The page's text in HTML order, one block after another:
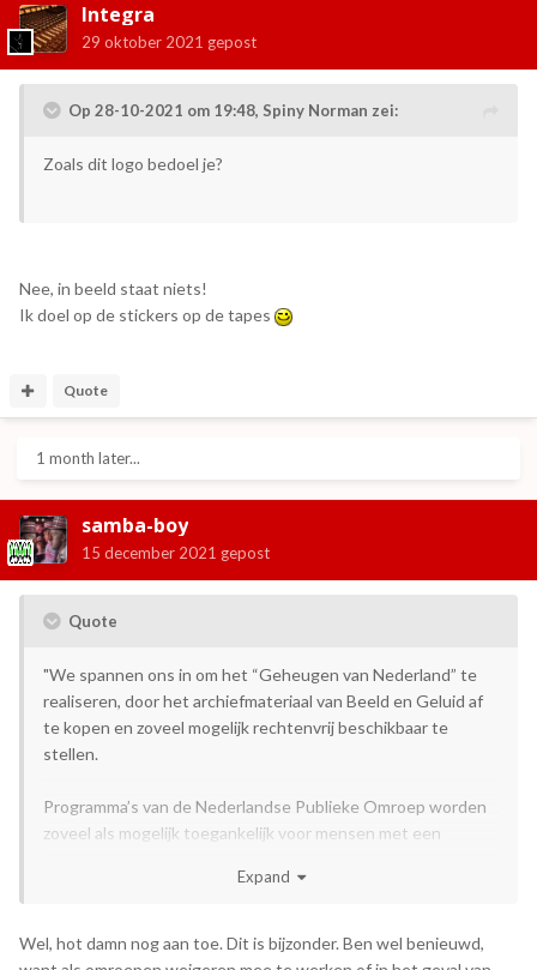
Integra
29 oktober 2021 gepost
Op 28-10-2021 om 19:48, Spiny Norman zei:
Zoals dit logo bedoel je?
Nee, in beeld staat niets!
Ik doel op de stickers op de tapes
Quote
1 month later...
samba-boy
15 december 2021 gepost
Quote
"We spannen ons in om het “Geheugen van Nederland” te
realiseren, door het archiefmateriaal van Beeld en Geluid af
te kopen en zoveel mogelijk rechtenvrij beschikbaar te
stellen.
Programma’s van de Nederlandse Publieke Omroep worden
zoveel als mogelijk toegankelijk voor mensen met een
van onder andere audiodescriptie, gebarentolken en
Bron: Regeerakkoord 2021
Expand
Wel, hot damn nog aan toe. Dit is bijzonder. Ben wel benieuwd,